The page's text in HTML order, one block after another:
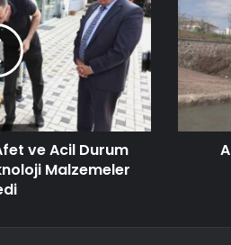
ve Acil Durum
Malzemeler